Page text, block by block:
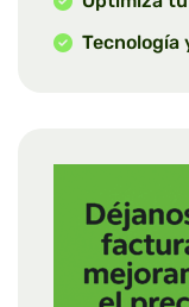
Tecnología